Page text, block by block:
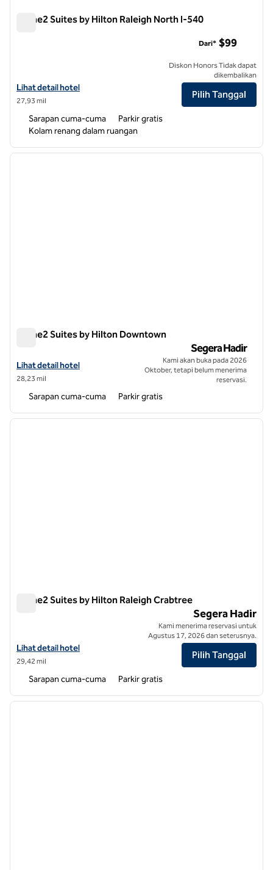
Home2 Suites by Hilton Raleigh North I-540
Lihat detail hotel untuk Home2 Suites by Hilton Raleigh North I-540
Lihat detail hotel
27,93 mil
Dari* $99
Diskon Honors Tidak dapat
dikembalikan
Pilih Tanggal
Sarapan cuma-cuma
Parkir gratis
Kolam renang dalam ruangan
1 dari 7
Home2 Suites by Hilton Downtown
Lihat detail hotel untuk Home2 Suites by Hilton Wilson Downtown
Lihat detail hotel
28,23 mil
Segera Hadir
Kami akan buka pada 2026
Oktober, tetapi belum menerima
reservasi.
Sarapan cuma-cuma Parkir gratis
1 dari 10
Home2 Suites by Hilton Raleigh Crabtree
Lihat detail hotel untuk Home2 Suites by Hilton Raleigh Crabtree
Lihat detail hotel
29,42 mil
Segera Hadir
Kami menerima reservasi untuk
Agustus 17, 2026 dan seterusnya.
Pilih Tanggal
Sarapan cuma-cuma Parkir gratis
1 dari 12